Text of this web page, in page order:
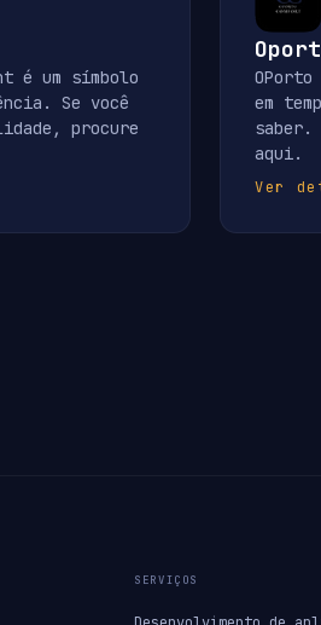
é um símbolo
Se você
procure
em
saber.
aqui.
Ver
SERVIÇOS